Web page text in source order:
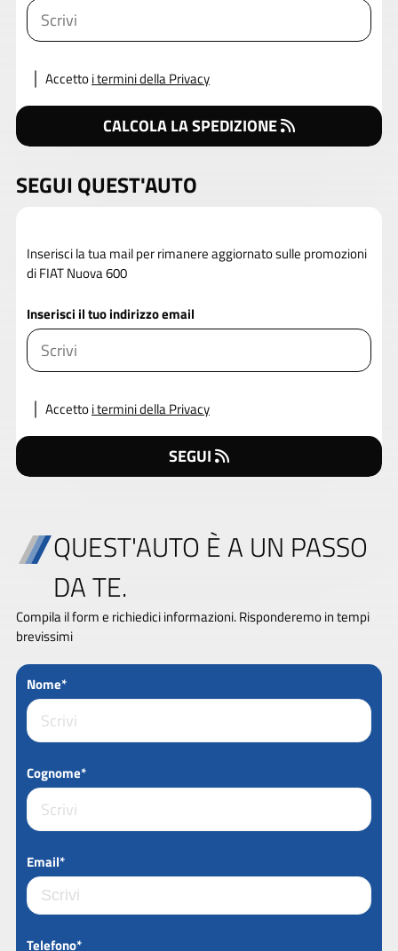
Accettoi termini della Privacy
CALCOLA LA SPEDIZIONE
SEGUI QUEST'AUTO
Inserisci la tua mail per rimanere aggiornato sulle promozioni
di FIAT Nuova 600
Inserisci il tuo indirizzo email
Accettoi termini della Privacy
SEGUI
QUEST'AUTO È A UN PASSO
DA TE.
Compila il form e richiedici informazioni. Risponderemo in tempi
brevissimi
Nome*
Cognome*
Email*
Telefono*